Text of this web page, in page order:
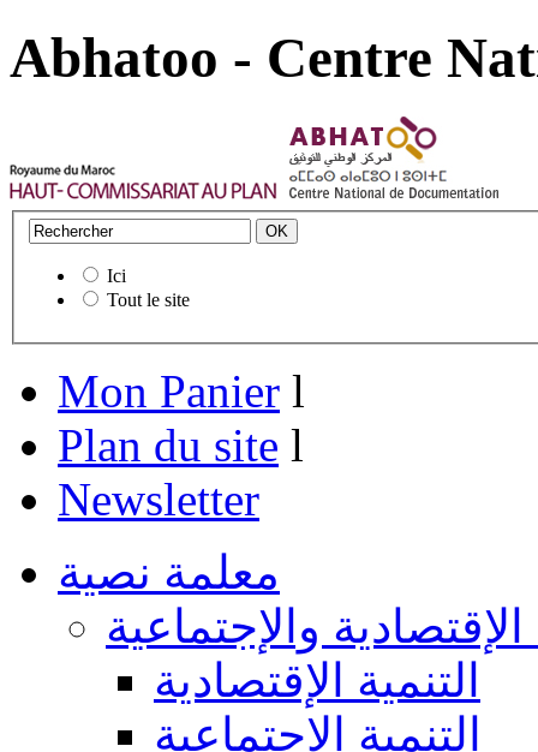
Abhatoo - Centre
Ici
Tout le site
Mon Panier l
Plan du site l
Newsletter
معلمة نصية
الإقتصادية والإجتماعية
التنمية الإقتصادية
التنمية الإجتماعية